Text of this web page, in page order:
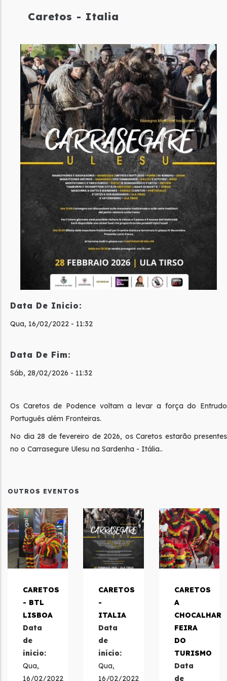
Caretos - Italia
Data De Inicio:
Qua, 16/02/2022 - 11:32
Data De Fim:
Sáb, 28/02/2026 - 11:32
Os Caretos de Podence voltam a levar a força do Entrudo
Português além Fronteiras.
No dia 28 de fevereiro de 2026, os Caretos estarão presentes
no o Carrasegure Ulesu na Sardenha - Itália..
OUTROS EVENTOS
CARETOS
- BTL
LISBOA
Data
de
inicio:
Qua,
16/02/2022
CARETOS
-
ITALIA
Data
de
inicio:
Qua,
16/02/2022
CARETOS
A
CHOCALHAR
FEIRA
DO
TURISMO
Data
de